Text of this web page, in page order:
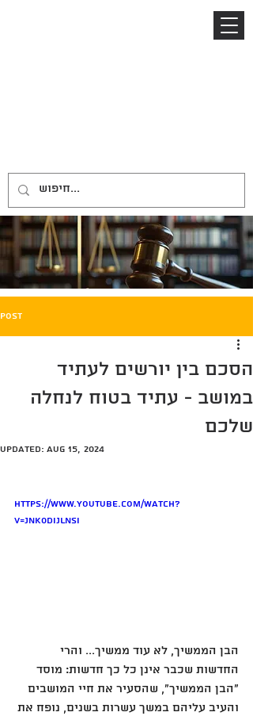
משרד עורכי דין
Post
הסכם בין יורשים לעתיד
במושב - עתיד בטוח לנחלה
שלכם
Updated: Aug 15, 2024
https://www.youtube.com/watch?
v=JnK0DiJLnsI
הבן הממשיך, לא עוד ממשיך... והרי
החדשות שכבר אינן כל כך חדשות: מוסד
"הבן הממשיך", שהסעיר את חיי המושבים
והעיב עליהם במשך עשרות בשנים, נופח את